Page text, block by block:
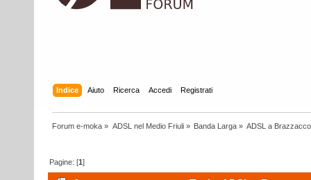
Indice Aiuto Ricerca Accedi Registrati
Forum e-moka » ADSL nel Medio Friuli» Banda Larga» ADSL a
Pagine: [1]